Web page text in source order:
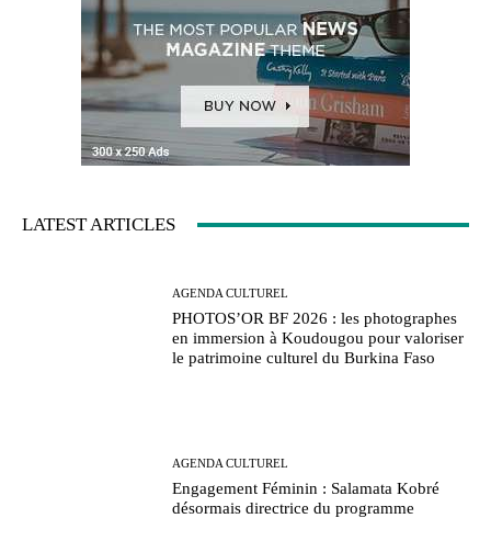
LATEST ARTICLES
AGENDA CULTUREL
PHOTOS’OR BF 2026 : les photographes
en immersion à Koudougou pour valoriser
le patrimoine culturel du Burkina Faso
AGENDA CULTUREL
Engagement Féminin : Salamata Kobré
désormais directrice du programme